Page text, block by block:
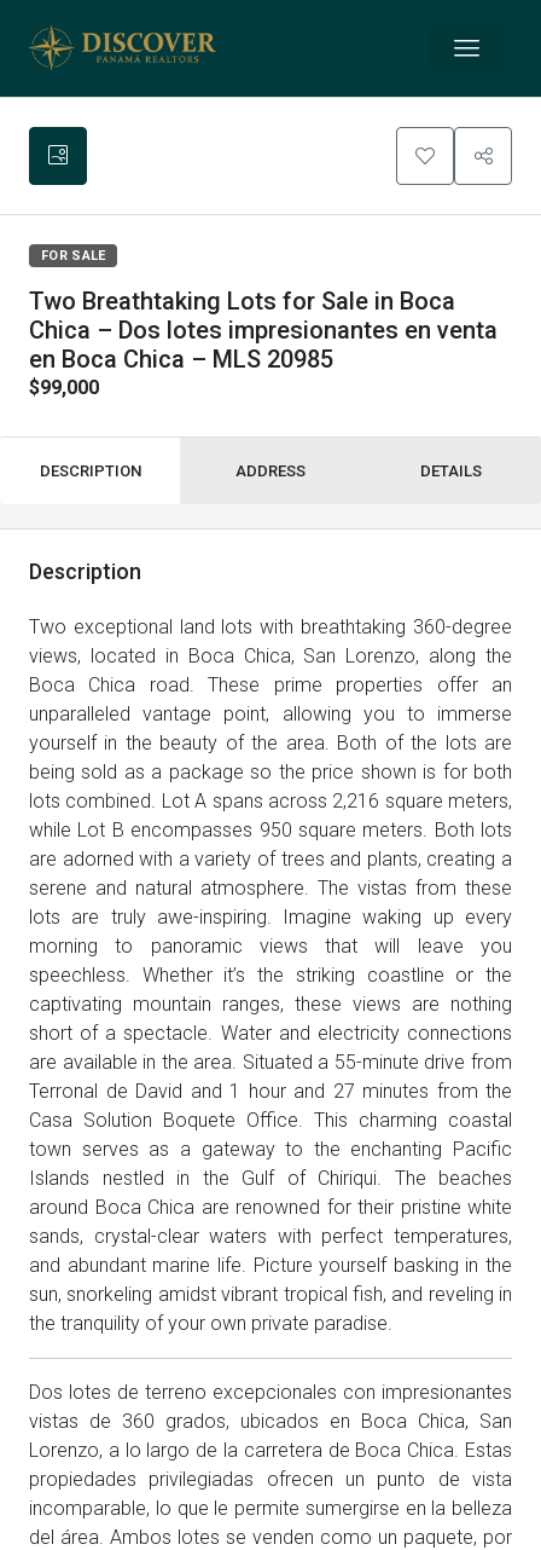
FOR SALE
Two Breathtaking Lots for Sale in Boca
Chica – Dos lotes impresionantes en venta
en Boca Chica – MLS 20985
$99,000
DESCRIPTION ADDRESS DETAILS
Description
Two exceptional land lots with breathtaking 360-degree
views, located in Boca Chica, San Lorenzo, along the
Boca Chica road. These prime properties offer an
unparalleled vantage point, allowing you to immerse
yourself in the beauty of the area. Both of the lots are
being sold as a package so the price shown is for both
lots combined. Lot A spans across 2,216 square meters,
while Lot B encompasses 950 square meters. Both lots
are adorned with a variety of trees and plants, creating a
serene and natural atmosphere. The vistas from these
lots are truly awe-inspiring. Imagine waking up every
morning to panoramic views that will leave you
speechless. Whether it’s the striking coastline or the
captivating mountain ranges, these views are nothing
short of a spectacle. Water and electricity connections
are available in the area. Situated a 55-minute drive from
Terronal de David and 1 hour and 27 minutes from the
Casa Solution Boquete Office. This charming coastal
town serves as a gateway to the enchanting Pacific
Islands nestled in the Gulf of Chiriqui. The beaches
around Boca Chica are renowned for their pristine white
sands, crystal-clear waters with perfect temperatures,
and abundant marine life. Picture yourself basking in the
sun, snorkeling amidst vibrant tropical fish, and reveling in
the tranquility of your own private paradise.
Dos lotes de terreno excepcionales con impresionantes
vistas de 360 grados, ubicados en Boca Chica, San
Lorenzo, a lo largo de la carretera de Boca Chica. Estas
propiedades privilegiadas ofrecen un punto de vista
incomparable, lo que le permite sumergirse en la belleza
del área. Ambos lotes se venden como un paquete, por